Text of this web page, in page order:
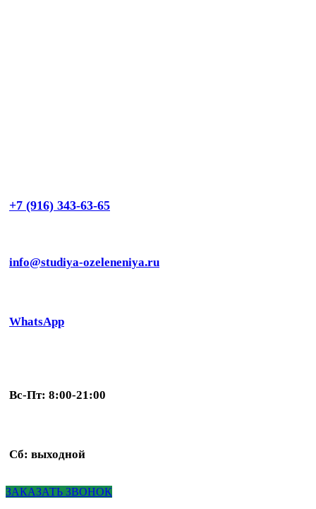
+7 (916) 343-63-65
info@studiya-ozeleneniya.ru
WhatsApp
Вс-Пт: 8:00-21:00
Сб: выходной
ЗАКАЗАТЬ ЗВОНОК